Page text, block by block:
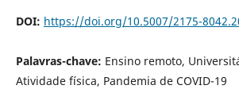
DOI: https://doi.org/10.5007/2175-
Palavras-chave: Ensino remoto,
Atividade física, Pandemia de COVID-19